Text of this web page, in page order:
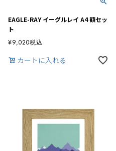
EAGLE-RAY イーグルレイ A4 額セッ
ト
¥9,020税込
カートに入れる